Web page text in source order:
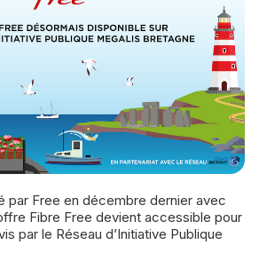
Fibre Free devient accessible pour
par le Réseau d’Initiative Publique